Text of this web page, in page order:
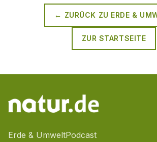
← ZURÜCK ZU ERDE &
ZUR STARTSEITE
Erde & UmweltPodcast